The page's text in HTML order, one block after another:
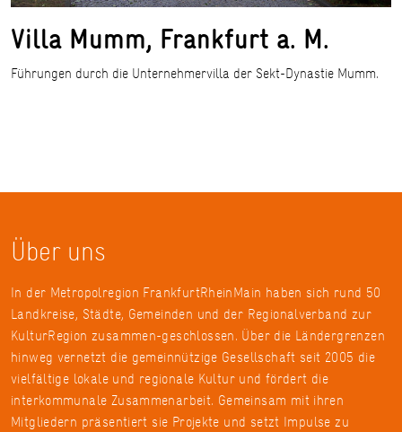
Villa Mumm, Frankfurt a. M.
Führungen durch die Unternehmervilla der Sekt-Dynastie Mumm.
Über uns
In der Metropolregion FrankfurtRheinMain haben sich rund 50
Landkreise, Städte, Gemeinden und der Regionalverband zur
KulturRegion zusammen-geschlossen. Über die Ländergrenzen
hinweg vernetzt die gemeinnützige Gesellschaft seit 2005 die
vielfältige lokale und regionale Kultur und fördert die
interkommunale Zusammenarbeit. Gemeinsam mit ihren
Mitgliedern präsentiert sie Projekte und setzt Impulse zu